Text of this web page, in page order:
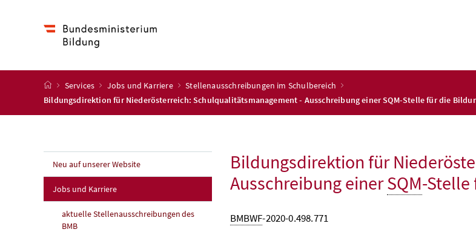
Startseite
Services Jobs und Karriere
Stellenausschreibungen im Schulbereich
Bildungsdirektion für Niederösterreich: Schulqualitätsmanagement - Ausschreibung einer SQM-Stelle für die
Neu auf unserer Website
Jobs und Karriere
aktuelle Stellenausschreibungen des
BMB
Bildungsdirektion für
Ausschreibung einerSQM-Stelle
BMBWF-2020-0.498.771